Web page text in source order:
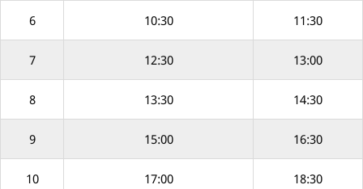
6 10:30 11:30
7 12:30 13:00
8 13:30 14:30
9 15:00 16:30
10 17:00 18:30